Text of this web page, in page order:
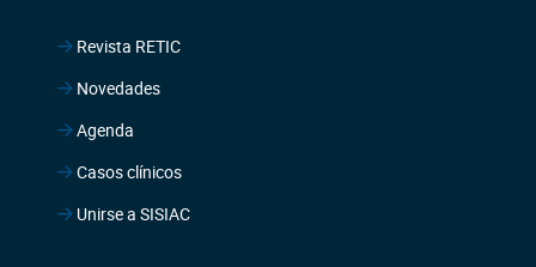
Revista RETIC
Novedades
Agenda
Casos clínicos
Unirse a SISIAC